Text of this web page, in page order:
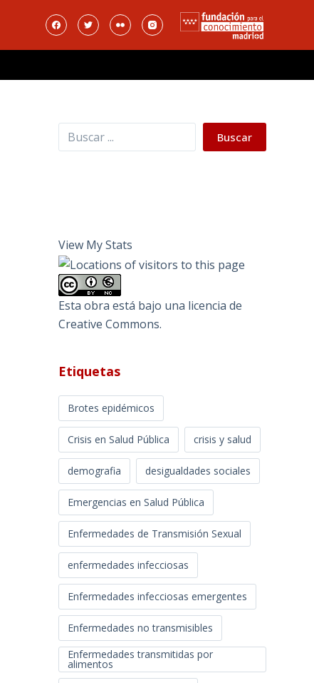
Buscar Buscar
View My Stats
Esta obra está bajo una licencia de
Creative Commons.
Etiquetas
Brotes epidémicos
Crisis en Salud Pública crisis y salud
demografia desigualdades sociales
Emergencias en Salud Pública
Enfermedades de Transmisión Sexual
enfermedades infecciosas
Enfermedades infecciosas emergentes
Enfermedades no transmisibles
Enfermedades transmitidas por
alimentos